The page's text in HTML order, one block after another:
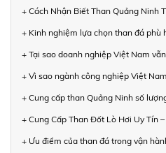
+ Cách Nhận Biết Than Quảng Ninh
+ Kinh nghiệm lựa chọn than đá phù
+ Tại sao doanh nghiệp Việt Nam
+ Vì sao ngành công nghiệp Việt
+ Cung cấp than Quảng Ninh số
+ Cung Cấp Than Đốt Lò Hơi Uy Tín
+ Ưu điểm của than đá trong vận